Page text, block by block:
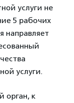
услуги не
5 рабочих
направляет
услуги.
орган, к